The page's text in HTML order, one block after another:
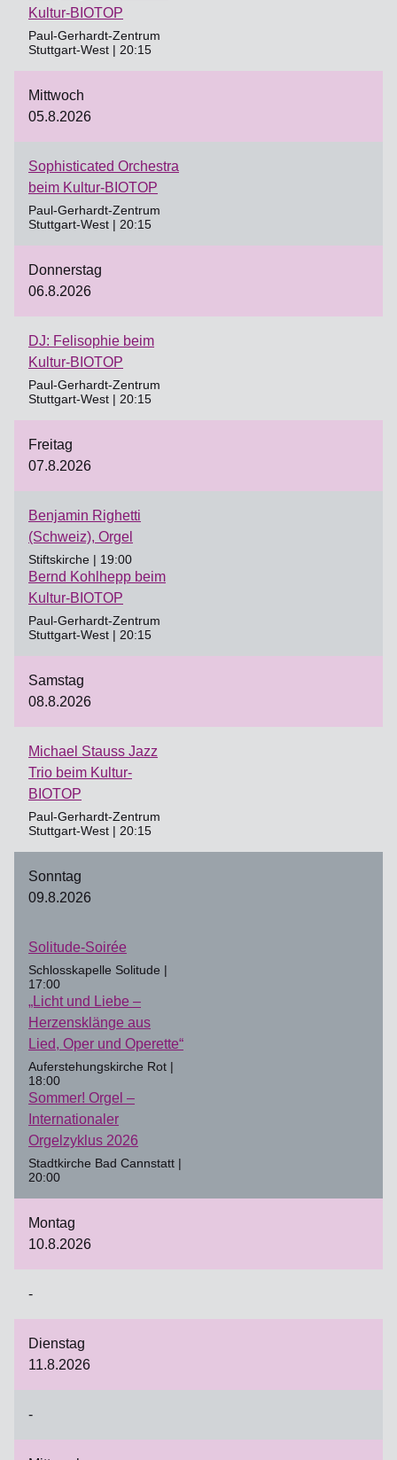
Kultur-BIOTOP
Paul-Gerhardt-Zentrum
Stuttgart-West | 20:15
Mittwoch
05.8.2026
Sophisticated Orchestra
beim Kultur-BIOTOP
Paul-Gerhardt-Zentrum
Stuttgart-West | 20:15
Donnerstag
06.8.2026
DJ: Felisophie beim
Kultur-BIOTOP
Paul-Gerhardt-Zentrum
Stuttgart-West | 20:15
Freitag
07.8.2026
Benjamin Righetti
(Schweiz), Orgel
Stiftskirche | 19:00
Bernd Kohlhepp beim
Kultur-BIOTOP
Paul-Gerhardt-Zentrum
Stuttgart-West | 20:15
Samstag
08.8.2026
Michael Stauss Jazz
Trio beim Kultur-
BIOTOP
Paul-Gerhardt-Zentrum
Stuttgart-West | 20:15
Sonntag
09.8.2026
Solitude-Soirée
Schlosskapelle Solitude |
17:00
„Licht und Liebe –
Herzensklänge aus
Lied, Oper und Operette“
Auferstehungskirche Rot |
18:00
Sommer! Orgel –
Internationaler
Orgelzyklus 2026
Stadtkirche Bad Cannstatt |
20:00
Montag
10.8.2026
-
Dienstag
11.8.2026
-